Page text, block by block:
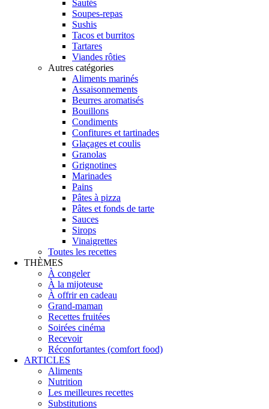
Sautés
Soupes-repas
Sushis
Tacos et burritos
Tartares
Viandes rôties
Autres catégories
Aliments marinés
Assaisonnements
Beurres aromatisés
Bouillons
Condiments
Confitures et tartinades
Glaçages et coulis
Granolas
Grignotines
Marinades
Pains
Pâtes à pizza
Pâtes et fonds de tarte
Sauces
Sirops
Vinaigrettes
Toutes les recettes
THÈMES
À congeler
À la mijoteuse
À offrir en cadeau
Grand-maman
Recettes fruitées
Soirées cinéma
Recevoir
Réconfortantes (comfort food)
ARTICLES
Aliments
Nutrition
Les meilleures recettes
Substitutions